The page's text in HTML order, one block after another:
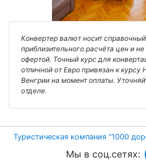
Конвертер валют носит
приблизительного расчёта цен и
офертой. Точный курс для
отличной от Евро привязан к курсу
Венгрии на момент оплаты.
отделе.
Туристическая компания "1000
Мы в соц.сетях: